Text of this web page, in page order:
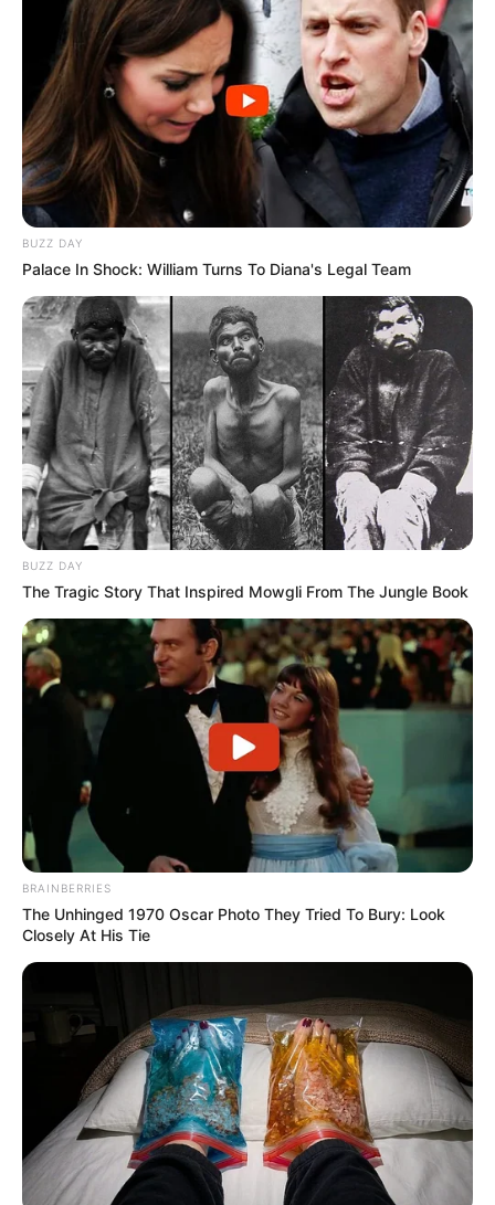
Notre super base prono qui sera peut-être pour la plupart
des turfistes l’incontournable base fiable de ce quinté du
jour, suivi par notre coup de poker qui peut venir pimenter
les rapports et enfin le bruit de piste qui pourra comme le
coup de poker venir créer la surprise. Base + Bruit + Coup
de Poker pour un couplé, 2sur4 ou simple Gagnant placé
dans le Quinté du PMU.
Notre Base Quinté:1 KALEO PALACE
Notre Coup de Poker:
8 MON RICIN
Qui sait pour un beau Couplé combiné en 3 chevaux
Gagnant et/ou Placé.
…
Découvrez le Cheval du jour
Le Pronostic PMU du Quinté du jour en 7
chevaux du HANDICAP D’ANGERS LOIRE
METROPOLE
1er: 1 KALEO PALACE
2ème: 8 MON RICIN
3ème: 9 KARAKORUM
BUZZ DAY
Palace In Shock: William Turns To Diana's Legal Team
BUZZ DAY
The Tragic Story That Inspired Mowgli From The Jungle Book
BRAINBERRIES
The Unhinged 1970 Oscar Photo They Tried To Bury: Look
Closely At His Tie